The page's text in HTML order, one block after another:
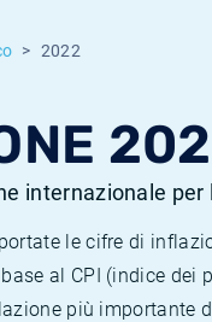
2022
internazionale per
le cifre di
al CPI (indice dei
più importante